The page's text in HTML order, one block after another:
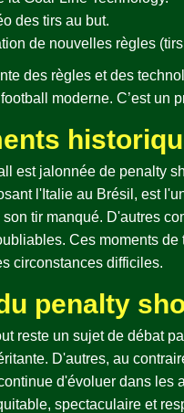
des tirs au but.
de nouvelles règles
des règles et des
moderne. C’est un
est jalonnée de penalty
l'Italie au Brésil, est
tir manqué. D'autres
Ces moments
circonstances difficiles.
penalty
reste un sujet de débat
D'autres, au
d'évoluer dans les
spectaculaire et